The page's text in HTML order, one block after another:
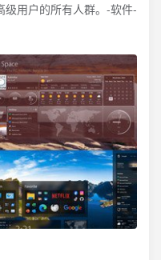
用户的所有人群。-软件-